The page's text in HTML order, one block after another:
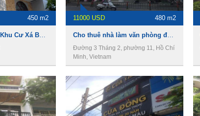
450 m2 11000 USD 480 m2
Đường 3 Tháng 2, phường 11, Hồ Chí
Minh, Vietnam